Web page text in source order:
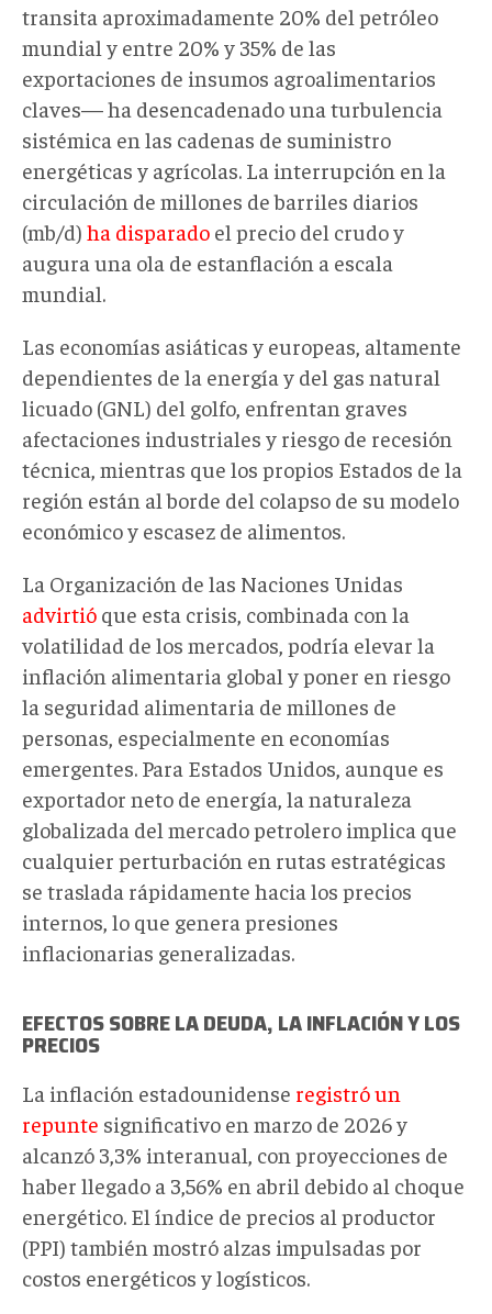
transita aproximadamente 20% del petróleo
mundial y entre 20% y 35% de las
exportaciones de insumos agroalimentarios
claves— ha desencadenado una turbulencia
sistémica en las cadenas de suministro
energéticas y agrícolas. La interrupción en la
circulación de millones de barriles diarios
(mb/d) ha disparado el precio del crudo y
augura una ola de estanflación a escala
mundial.
Las economías asiáticas y europeas, altamente
dependientes de la energía y del gas natural
licuado (GNL) del golfo, enfrentan graves
afectaciones industriales y riesgo de recesión
técnica, mientras que los propios Estados de la
región están al borde del colapso de su modelo
económico y escasez de alimentos.
La Organización de las Naciones Unidas
advirtió que esta crisis, combinada con la
volatilidad de los mercados, podría elevar la
inflación alimentaria global y poner en riesgo
la seguridad alimentaria de millones de
personas, especialmente en economías
emergentes. Para Estados Unidos, aunque es
exportador neto de energía, la naturaleza
globalizada del mercado petrolero implica que
cualquier perturbación en rutas estratégicas
se traslada rápidamente hacia los precios
internos, lo que genera presiones
inflacionarias generalizadas.
EFECTOS SOBRE LA DEUDA, LA INFLACIÓN Y LOS
PRECIOS
La inflación estadounidense registró un
repunte significativo en marzo de 2026 y
alcanzó 3,3% interanual, con proyecciones de
haber llegado a 3,56% en abril debido al choque
energético. El índice de precios al productor
(PPI) también mostró alzas impulsadas por
costos energéticos y logísticos.